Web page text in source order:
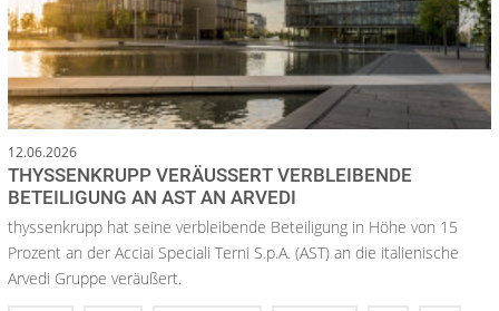
12.06.2026
THYSSENKRUPP VERÄUSSERT VERBLEIBENDE B
ETEILIGUNG AN AST AN ARVEDI
thyssenkrupp hat seine verbleibende Beteiligung in Höhe von 15
Prozent an der Acciai Speciali Terni S.p.A. (AST) an die italienische
Arvedi Gruppe veräußert.